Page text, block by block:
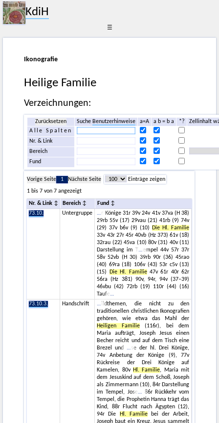
KdiH
☰
Ikonografie
Heilige Familie
Verzeichnungen:
Zurücksetzen SucheBenutzerhinweise a=A a b = b a *?
Zellinhalt
Alle Spalten
Nr. & Link
Bereich
Fund
Vorige Seite 1 Nächste Seite
Einträge zeigen
1 bis 7 von 7 angezeigt
Nr. & Link Bereich
Fund
73.10.
Untergruppe
r Könige 31r 39v 24v 41v 37va (H 38)
29rb 55v (17) 29vau (21) 41rb (9) 74v
(29) 37v b6v (9) (10)
Die Hl. Familie
33v 43r 27r 45r 40vb (Hz 373) 61v (18)
32rau (22) 45va (10) 80v (31) 40v (11)
Darstellung im T
empel 44v 57r 37r
58v 52vb (H 30) 39rb 90r (36) 45rao
(40) 69ra (18) 106v (43) 53r c5v (13)
(15)
Die Hl. Familie47v 61r 40r 62r
56ra (Hz 381) 90v, 94r, 94v (37–39)
46vbu (42) 72rb (19) 110r (44) (16)
Taufe
73.10.3.
Handschrift
ildthemen, die nicht zu den
traditionellen christlichen Ikonografien
gehören, wie etwa das Mahl der
Heiligen Familie(116r), bei dem
Maria aufträgt, Joseph Jesus einen
Becher reicht und auf dem Tisch eine
Brezel und
se der hl. Drei Könige,
74v Anbetung der Könige (9), 77v
Rückreise der Drei Könige auf
Kamelen, 80v Hl. Familie, Maria mit
dem Jesuskind auf dem Schoß, Joseph
als Zimmermann (10), 84r Darstellung
im Tempel, Jose
86r Rückkehr vom
Tempel, die Prophetin Hanna trägt das
Kind, 88r Flucht nach Ägypten (12),
94r Die
Hl. Familiebei der Arbeit,
Joseph baut ein Kreuz, Jesus sammelt